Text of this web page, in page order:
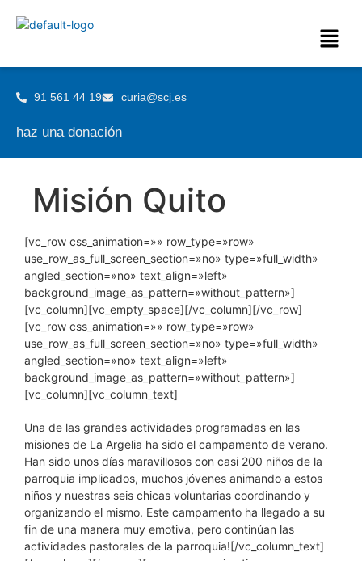
91 561 44 19 curia@scj.es
haz una donación
Misión Quito
[vc_row css_animation=»» row_type=»row»
use_row_as_full_screen_section=»no» type=»full_width»
angled_section=»no» text_align=»left»
background_image_as_pattern=»without_pattern»]
[vc_column][vc_empty_space][/vc_column][/vc_row]
[vc_row css_animation=»» row_type=»row»
use_row_as_full_screen_section=»no» type=»full_width»
angled_section=»no» text_align=»left»
background_image_as_pattern=»without_pattern»]
[vc_column][vc_column_text]
Una de las grandes actividades programadas en las
misiones de La Argelia ha sido el campamento de verano.
Han sido unos días maravillosos con casi 200 niños de la
parroquia implicados, muchos jóvenes animando a estos
niños y nuestras seis chicas voluntarias coordinando y
organizando el mismo. Este campamento ha llegado a su
fin de una manera muy emotiva, pero continúan las
actividades pastorales de la parroquia![/vc_column_text]